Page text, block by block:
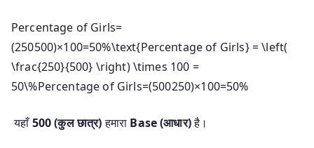
Percentage of Girls=
(250500)×100=50%\text{Percentage of Girls} = \left(
\frac{250}{500} \right) \times 100 =
50\%Percentage of Girls=(500250)×100=50%
यहाँ500 (कुल छात्र)हमारा Base (आधार)है।